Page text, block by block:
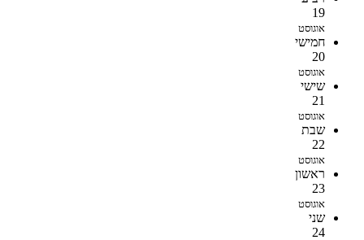
19
אוגוסט
חמישי
20
אוגוסט
שישי
21
אוגוסט
שבת
22
אוגוסט
ראשון
23
אוגוסט
שני
24